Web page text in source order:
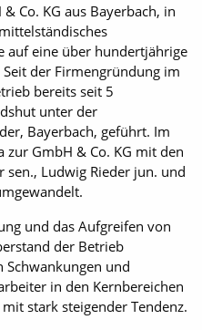
Co. KG aus Bayerbach, in
auf eine über hundertjährige
der Firmengründung im
bereits seit 5
unter der
Bayerbach, geführt. Im
zur GmbH & Co. KG mit den
sen., Ludwig Rieder jun. und
und das Aufgreifen von
der Betrieb
und
in den Kernbereichen
mit stark steigender Tendenz.